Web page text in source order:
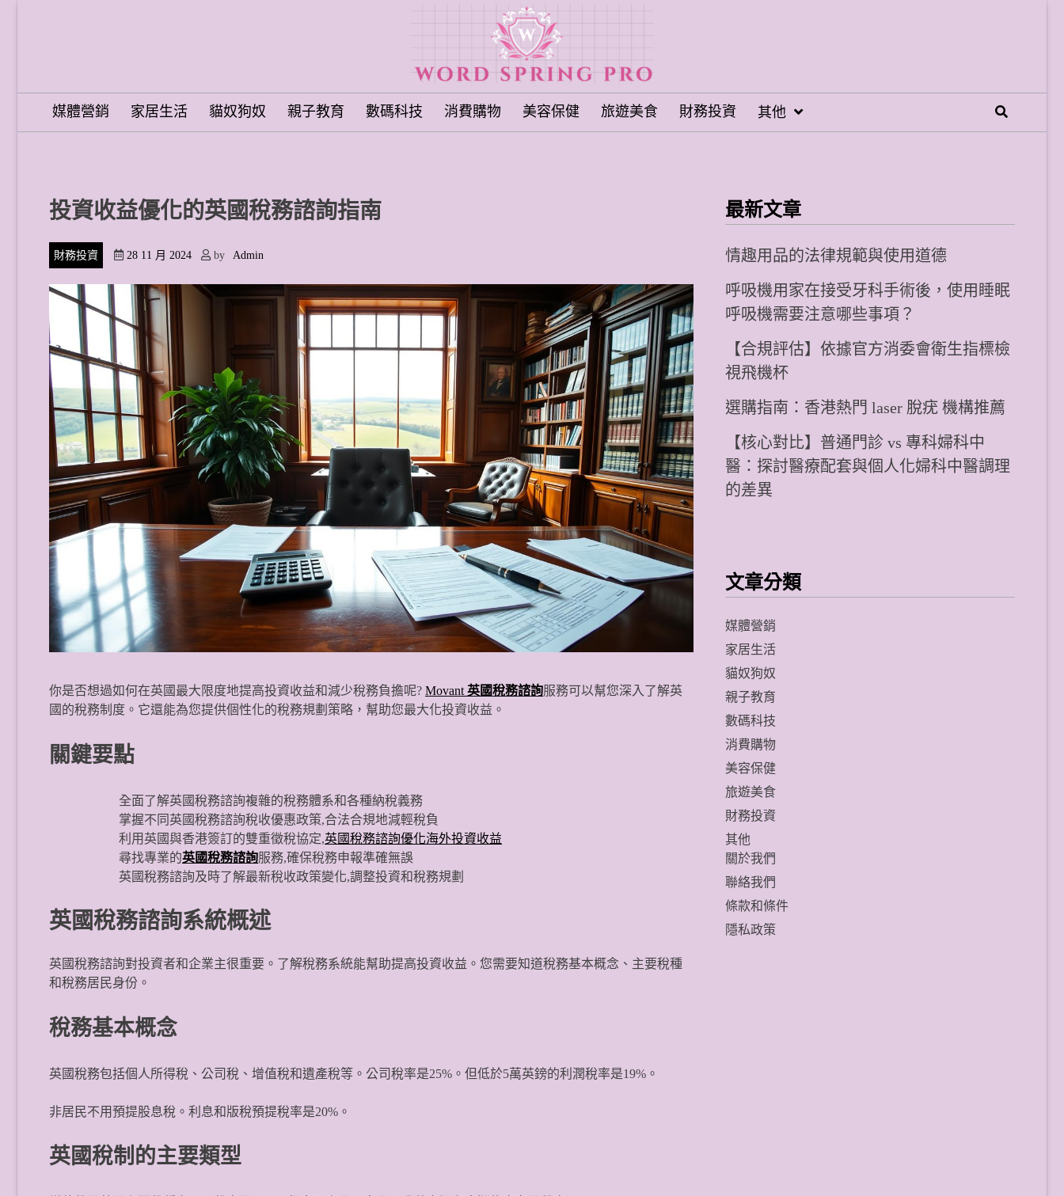
Word Spring Pro
媒體營銷 家居生活 貓奴狗奴 親子教育 數碼科技 消費購物 美容保健 旅遊美食 財務投資 其他
投資收益優化的英國稅務諮詢指南
財務投資 28 11 月 2024 by Admin
你是否想過如何在英國最大限度地提高投資收益和減少稅務負擔呢? Movant 英國稅務諮詢服務可以幫您深入了解英
國的稅務制度。它還能為您提供個性化的稅務規劃策略，幫助您最大化投資收益。
關鍵要點
全面了解英國稅務諮詢複雜的稅務體系和各種納稅義務
掌握不同英國稅務諮詢稅收優惠政策,合法合規地減輕稅負
利用英國與香港簽訂的雙重徵稅協定,英國稅務諮詢優化海外投資收益
尋找專業的英國稅務諮詢服務,確保稅務申報準確無誤
英國稅務諮詢及時了解最新稅收政策變化,調整投資和稅務規劃
英國稅務諮詢系統概述
英國稅務諮詢對投資者和企業主很重要。了解稅務系統能幫助提高投資收益。您需要知道稅務基本概念、主要稅種
和稅務居民身份。
稅務基本概念
英國稅務包括個人所得稅、公司稅、增值稅和遺產稅等。公司稅率是25%。但低於5萬英鎊的利潤稅率是19%。
非居民不用預提股息稅。利息和版稅預提稅率是20%。
英國稅制的主要類型
最新文章
情趣用品的法律規範與使用道德
呼吸機用家在接受牙科手術後，使用睡眠
呼吸機需要注意哪些事項？
【合規評估】依據官方消委會衛生指標檢
視飛機杯
選購指南：香港熱門 laser 脫疣 機構推薦
【核心對比】普通門診 vs 專科婦科中
醫：探討醫療配套與個人化婦科中醫調理
的差異
文章分類
媒體營銷
家居生活
貓奴狗奴
親子教育
數碼科技
消費購物
美容保健
旅遊美食
財務投資
其他
關於我們
聯絡我們
條款和條件
隱私政策